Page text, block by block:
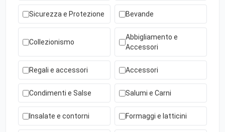
Sicurezza e Protezione Bevande
Collezionismo
Abbigliamento e
Accessori
Regali e accessori Accessori
Condimenti e Salse Salumi e Carni
Insalate e contorni Formaggi e latticini